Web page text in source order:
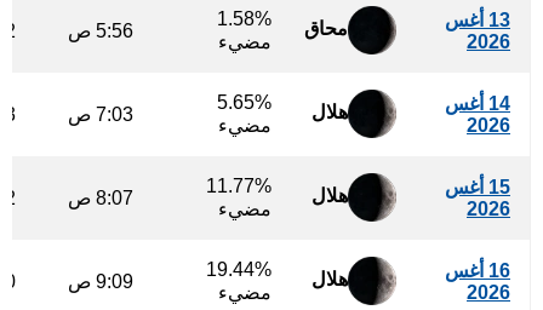
13 أغس
2026
محاق
1.58%
مضيء
5:56 ص
14 أغس
2026
هلال
5.65%
مضيء
7:03 ص
15 أغس
2026
هلال
11.77%
مضيء
8:07 ص
16 أغس
2026
هلال
19.44%
مضيء
9:09 ص